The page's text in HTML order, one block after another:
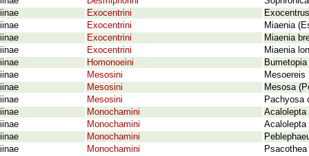
Exocentrini
Exocentrini
Miaenia
Exocentrini
Miaenia
Exocentrini
Miaenia
Homonoeini
Mesosini
Mesoereis
Mesosini
Mesosa
Mesosini
Pachyosa
Monochamini
Acalolepta
Monochamini
Acalolepta
Monochamini
Monochamini